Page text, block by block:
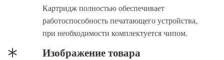
Картридж полностью обеспечивает
работоспособность печатающего устройства,
при необходимости комплектуется чипом.
Изображение товара